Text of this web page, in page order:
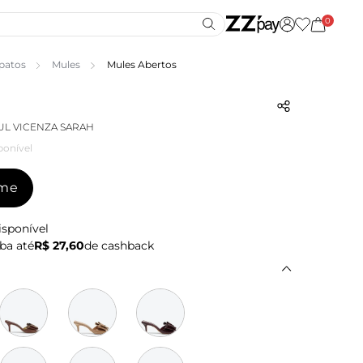
0
Mules Mules Abertos
VICENZA SARAH
atéR$ 27,60de cashback